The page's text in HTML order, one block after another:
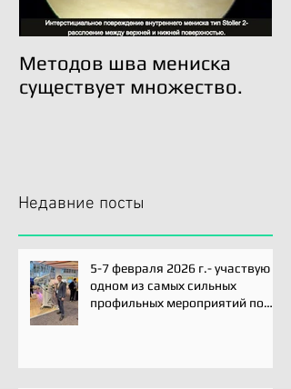
Методов шва мениска
существует множество.
Недавние посты
5-7 февраля 2026 г.- участвую
одном из самых сильных
профильных мероприятий по